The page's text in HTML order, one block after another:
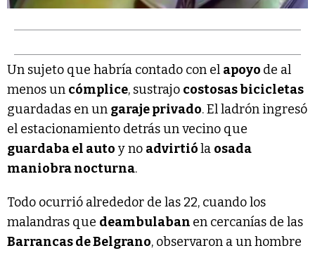
Un sujeto que habría contado con el apoyo de al
menos un cómplice, sustrajo costosas bicicletas
guardadas en un garaje privado. El ladrón ingresó
el estacionamiento detrás un vecino que
guardaba el auto y no advirtióla osada
maniobra nocturna.
Todo ocurrió alrededor de las 22, cuando los
malandras que deambulaban en cercanías de las
Barrancas de Belgrano, observaron a un hombre